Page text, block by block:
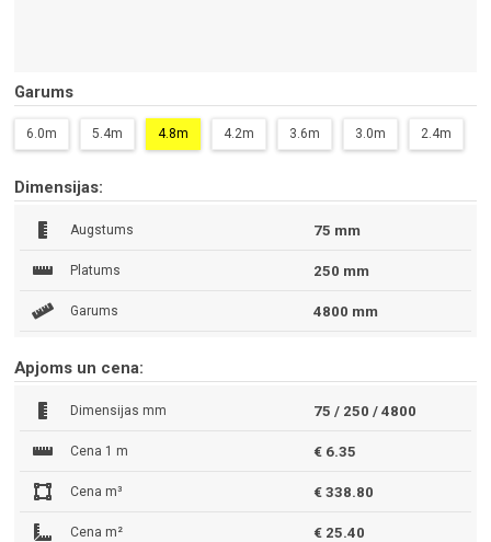
Garums
6.0m 5.4m 4.8m 4.2m 3.6m 3.0m 2.4m
Dimensijas:
Augstums 75 mm
Platums 250 mm
Garums 4800 mm
Apjoms un cena:
Dimensijas mm 75 / 250 / 4800
Cena 1 m € 6.35
Cena m³ € 338.80
Cena m² € 25.40